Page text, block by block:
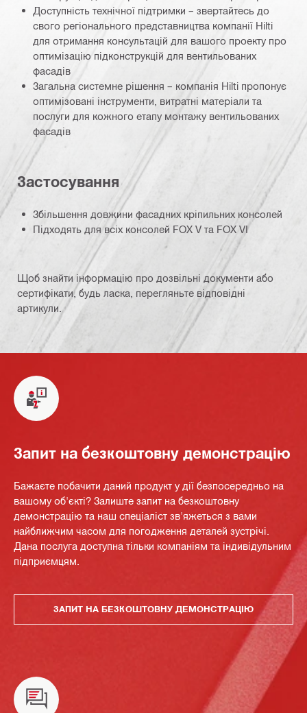
Доступність технічної підтримки – звертайтесь до
свого регіонального представництва компанії Hilti
для отримання консультацій для вашого проекту про
оптимізацію підконструкцій для вентильованих
фасадів
Загальна системне рішення – компанія Hilti пропонує
оптимізовані інструменти, витратні матеріали та
послуги для кожного етапу монтажу вентильованих
фасадів
Застосування
Збільшення довжини фасадних кріпильних консолей
Підходять для всіх консолей FOX V та FOX VI
Щоб знайти інформацію про дозвільні документи або
сертифікати, будь ласка, перегляньте відповідні
артикули.
Запит на безкоштовну демонстрацію
Бажаєте побачити даний продукт у дії безпосередньо на
вашому об'єкті? Залиште запит на безкоштовну
демонстрацію та наш спеціаліст зв'яжеться з вами
найближчим часом для погодження деталей зустрічі.
Дана послуга доступна тільки компаніям та індивідульним
підприємцям.
ЗАПИТ НА БЕЗКОШТОВНУ ДЕМОНСТРАЦІЮ